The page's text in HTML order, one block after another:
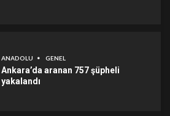
ANADOLU GENEL
Ankara’da aranan 757 şüpheli
yakalandı